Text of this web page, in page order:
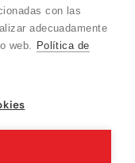
con las
adecuadamente
web. Política de
que
cliente es de